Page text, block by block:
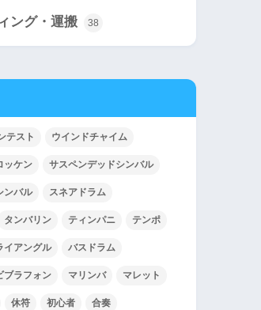
ング・運搬 38
テスト ウインドチャイム
ッケン サスペンデッドシンバル
ンバル スネアドラム
タンバリン ティンパニ テンポ
イアングル バスドラム
ブラフォン マリンバ マレット
休符 初心者 合奏